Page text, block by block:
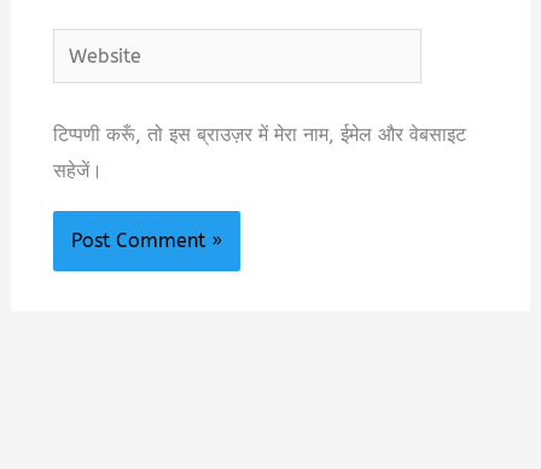
Website
टिप्पणी करूँ, तो इस ब्राउज़र में मेरा नाम, ईमेल और वेबसाइट
सहेजें।